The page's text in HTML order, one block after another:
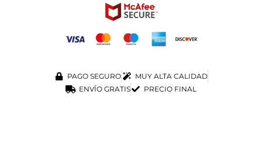
PAGO SEGURO
MUY ALTA CALIDAD
ENVÍO GRATIS
PRECIO FINAL